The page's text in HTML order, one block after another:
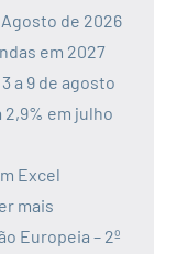
de 2026
em 2027
a 9 de agosto
2,9% em julho
Excel
mais
Europeia – 2º